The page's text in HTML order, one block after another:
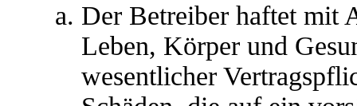
Der Betreiber haftet mit
Leben, Körper und
wesentlicher